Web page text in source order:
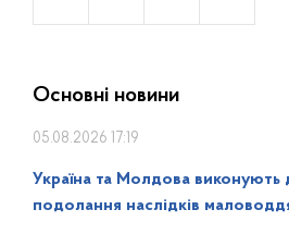
Основні новини
05.08.2026 17:19
Україна та Молдова
подолання наслідків